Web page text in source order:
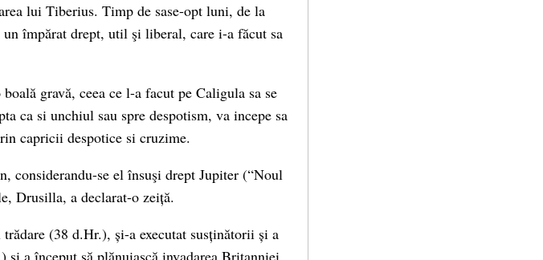
lui Tiberius. Timp de sase-opt luni, de la
împărat drept, util şi liberal, care i-a făcut sa
gravă, ceea ce l-a facut pe Caligula sa se
ca si unchiul sau spre despotism, va incepe sa
capricii despotice si cruzime.
considerandu-se el însuşi drept Jupiter (“Noul
Drusilla, a declarat-o zeiță.
(38 d.Hr.), și-a executat susținătorii și a
a început să plănuiască invadarea Britanniei.